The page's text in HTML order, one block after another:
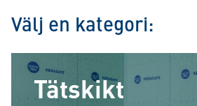
Välj en kategori:
Tätskikt